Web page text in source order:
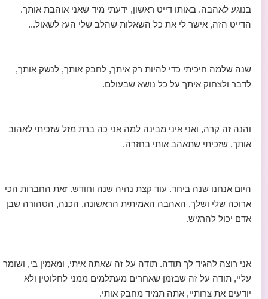
בנוגע לאהבה. באותו דייט ראשון, ידעתי מיד שאני אוהבת אותך.
הדייט הזה, אישר לי את כל השאלות שהלב שלי העז לשאול...
שנה שלמה חיכיתי כדי להיות רק איתך, לחבק אותך, לנשק אותך,
לדבר ולצחוק איתך על כל נושא שבעולם.
והנה זה קרה, ואני איני מבינה למה אני כה ברת מזל שזכיתי לאהוב
אותך, שזכיתי שתאהב אותי בחזרה.
היום אנחנו שנה ביחד. עוד קצת נהיה שנה וחודש. זאת החברות הכי
ארוכה שלי ושלך, האהבה האמיתית הראשונה, הכנה, הטהורה שבן
אדם יכול להרגיש.
אני רוצה להגיד לך תודה. תודה על זה שאתה איתי, ומאמין בי, ושומר
עליי, תודה על זה שבזמן שאחרים מעתלמים ממני לחלוטין ולא
יודעים את צרותיי, אתה תמיד מחבק אותי.